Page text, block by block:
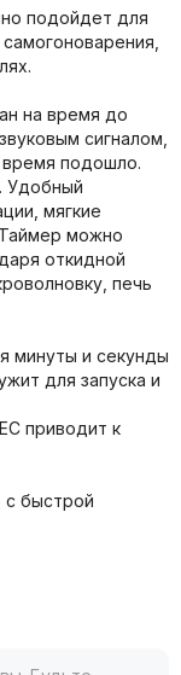
подойдет для
на время до
сигналом,
время подошло.
Удобный
мягкие
можно
откидной
печь
минуты и секунды
для запуска и
приводит к
с быстрой